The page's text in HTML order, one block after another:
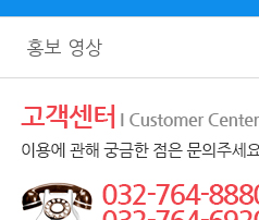
홍보 영상